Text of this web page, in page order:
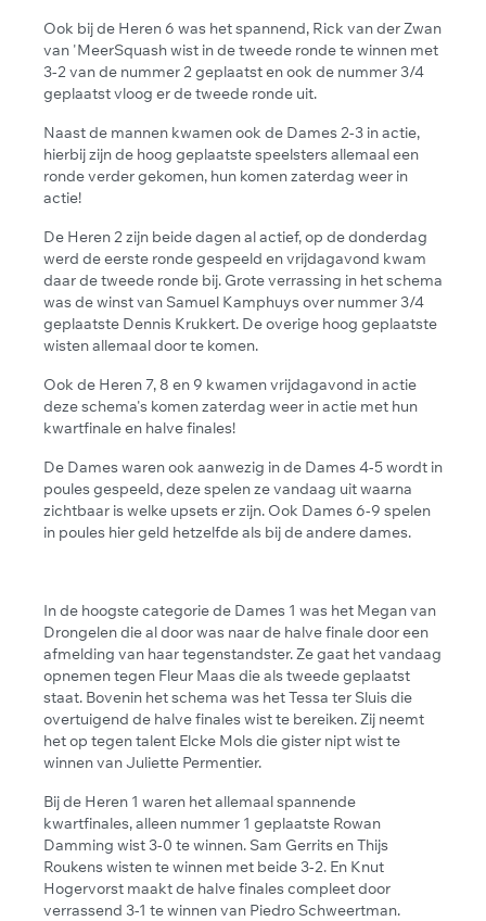
Ook bij de Heren 6 was het spannend, Rick van der Zwan
van 'MeerSquash wist in de tweede ronde te winnen met
3-2 van de nummer 2 geplaatst en ook de nummer 3/4
geplaatst vloog er de tweede ronde uit.
Naast de mannen kwamen ook de Dames 2-3 in actie,
hierbij zijn de hoog geplaatste speelsters allemaal een
ronde verder gekomen, hun komen zaterdag weer in
actie!
De Heren 2 zijn beide dagen al actief, op de donderdag
werd de eerste ronde gespeeld en vrijdagavond kwam
daar de tweede ronde bij. Grote verrassing in het schema
was de winst van Samuel Kamphuys over nummer 3/4
geplaatste Dennis Krukkert. De overige hoog geplaatste
wisten allemaal door te komen.
Ook de Heren 7, 8 en 9 kwamen vrijdagavond in actie
deze schema's komen zaterdag weer in actie met hun
kwartfinale en halve finales!
De Dames waren ook aanwezig in de Dames 4-5 wordt in
poules gespeeld, deze spelen ze vandaag uit waarna
zichtbaar is welke upsets er zijn. Ook Dames 6-9 spelen
in poules hier geld hetzelfde als bij de andere dames.
In de hoogste categorie de Dames 1 was het Megan van
Drongelen die al door was naar de halve finale door een
afmelding van haar tegenstandster. Ze gaat het vandaag
opnemen tegen Fleur Maas die als tweede geplaatst
staat. Bovenin het schema was het Tessa ter Sluis die
overtuigend de halve finales wist te bereiken. Zij neemt
het op tegen talent Elcke Mols die gister nipt wist te
winnen van Juliette Permentier.
Bij de Heren 1 waren het allemaal spannende
kwartfinales, alleen nummer 1 geplaatste Rowan
Damming wist 3-0 te winnen. Sam Gerrits en Thijs
Roukens wisten te winnen met beide 3-2. En Knut
Hogervorst maakt de halve finales compleet door
verrassend 3-1 te winnen van Piedro Schweertman.